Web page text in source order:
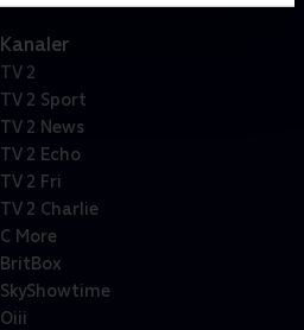
Kanaler
TV 2
TV 2 Sport
TV 2 News
TV 2 Echo
TV 2 Fri
TV 2 Charlie
C More
BritBox
SkyShowtime
Oiii